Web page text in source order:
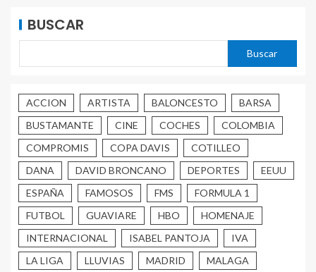
BUSCAR
Buscar
ACCION ARTISTA BALONCESTO
BARSA
BUSTAMANTE
CINE COCHES
COLOMBIA
COMPROMIS
COPA DAVIS
COTILLEO
DANA
DAVID BRONCANO DEPORTES
EEUU
ESPAÑA
FAMOSOS FMS
FORMULA 1
FUTBOL
GUAVIARE HBO
HOMENAJE
INTERNACIONAL
ISABEL PANTOJA
IVA
LA LIGA
LLUVIAS MADRID
MALAGA